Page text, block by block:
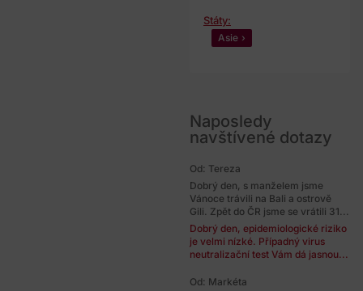
Státy:
Asie
Naposledy
navštívené dotazy
Od: Tereza
Dobrý den, s manželem jsme
Vánoce trávili na Bali a ostrově
Gili. Zpět do ČR jsme se vrátili 31...
Dobrý den, epidemiologické riziko
je velmi nízké. Případný virus
neutralizační test Vám dá jasnou...
Od: Markéta